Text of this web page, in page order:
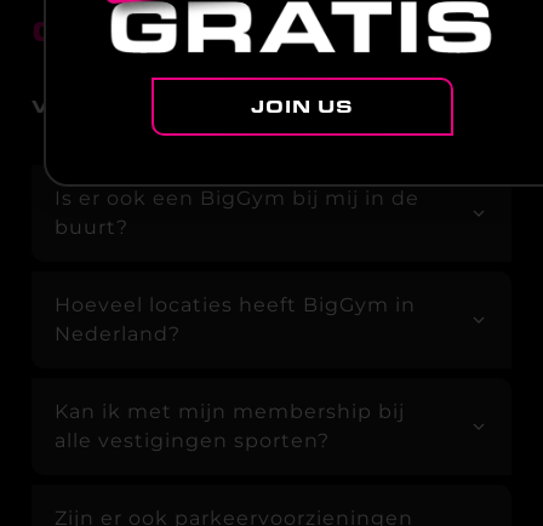
GYMS
VESTIGINGEN & BEREIKBAARHEID
Is er ook een BigGym bij mij in de
buurt?
Hoeveel locaties heeft BigGym in
Nederland?
Kan ik met mijn membership bij
alle vestigingen sporten?
Zijn er ook parkeervoorzieningen
JOIN US